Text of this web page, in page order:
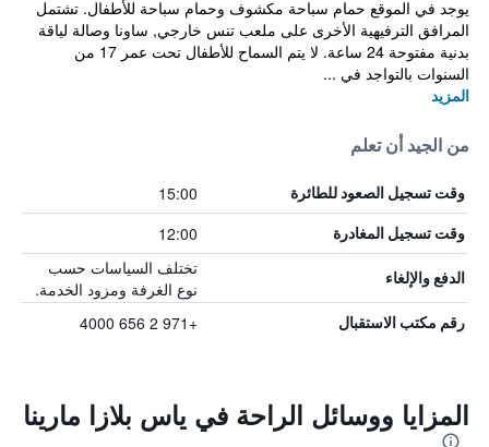
يوجد في الموقع حمام سباحة مكشوف وحمام سباحة للأطفال. تشتمل
المرافق الترفيهية الأخرى على ملعب تنس خارجي, ساونا وصالة لياقة
بدنية مفتوحة 24 ساعة. لا يتم السماح للأطفال تحت عمر 17 من
السنوات بالتواجد في ...
المزيد
من الجيد أن تعلم
وقت تسجيل الصعود للطائرة 15:00
وقت تسجيل المغادرة 12:00
الدفع والإلغاء
تختلف السياسات حسب
نوع الغرفة ومزود الخدمة.
رقم مكتب الاستقبال +971 2 656 4000
المزايا ووسائل الراحة في ياس بلازا مارينا